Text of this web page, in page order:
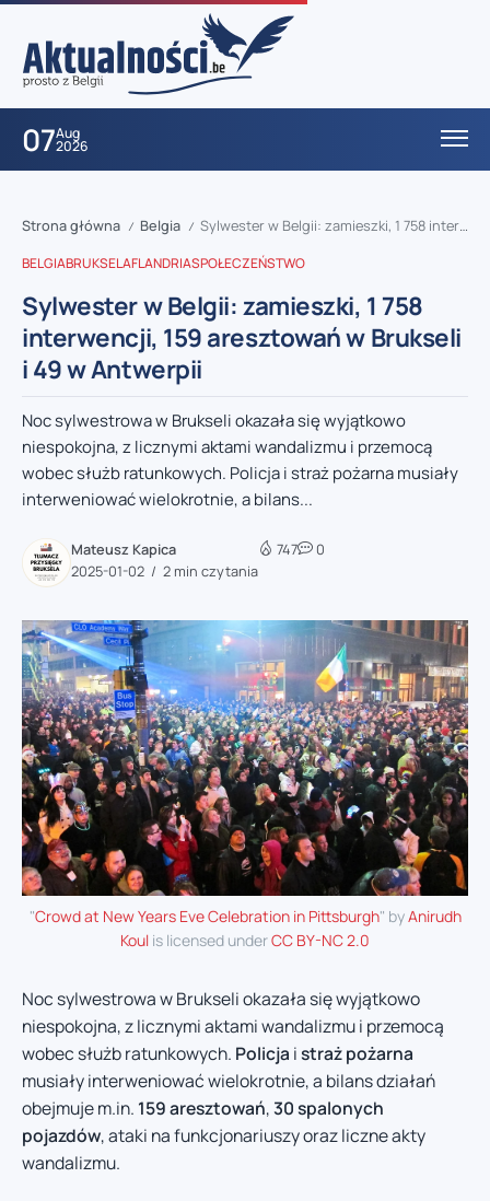
07Aug
2026
Strona główna / Belgia / Sylwester w Belgii: zamieszki, 1 758 interwencji, 159 aresztowań w Brukseli i 49 w Antwerpii
BELGIABRUKSELAFLANDRIASPOŁECZEŃSTWO
Sylwester w Belgii: zamieszki, 1 758
interwencji, 159 aresztowań w Brukseli
i 49 w Antwerpii
Noc sylwestrowa w Brukseli okazała się wyjątkowo
niespokojna, z licznymi aktami wandalizmu i przemocą
wobec służb ratunkowych. Policja i straż pożarna musiały
interweniować wielokrotnie, a bilans...
Mateusz Kapica
2025-01-02
2 min czytania
747 0
"Crowd at New Years Eve Celebration in Pittsburgh" byAnirudh
Koul is licensed underCC BY-NC 2.0
Noc sylwestrowa w Brukseli okazała się wyjątkowo
niespokojna, z licznymi aktami wandalizmu i przemocą
wobec służb ratunkowych. Policja istraż pożarna
musiały interweniować wielokrotnie, a bilans działań
obejmuje m.in. 159 aresztowań,30 spalonych
pojazdów, ataki na funkcjonariuszy oraz liczne akty
wandalizmu.